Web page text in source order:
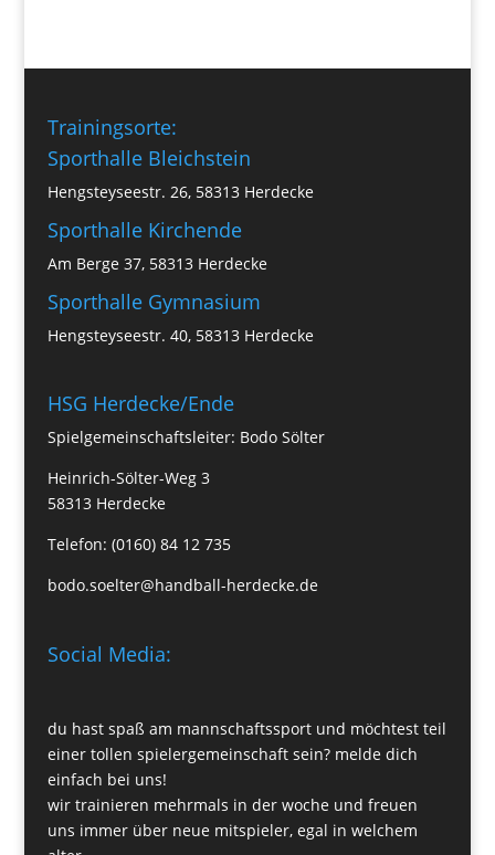
Trainingsorte:
Sporthalle Bleichstein
Hengsteyseestr. 26, 58313 Herdecke
Sporthalle Kirchende
Am Berge 37, 58313 Herdecke
Sporthalle Gymnasium
Hengsteyseestr. 40, 58313 Herdecke
HSG Herdecke/Ende
Spielgemeinschaftsleiter: Bodo Sölter
Heinrich-Sölter-Weg 3
58313 Herdecke
Telefon: (0160) 84 12 735
bodo.soelter@handball-herdecke.de
Social Media:
du hast spaß am mannschaftssport und möchtest teil
einer tollen spielergemeinschaft sein? melde dich
einfach bei uns!
wir trainieren mehrmals in der woche und freuen
uns immer über neue mitspieler, egal in welchem